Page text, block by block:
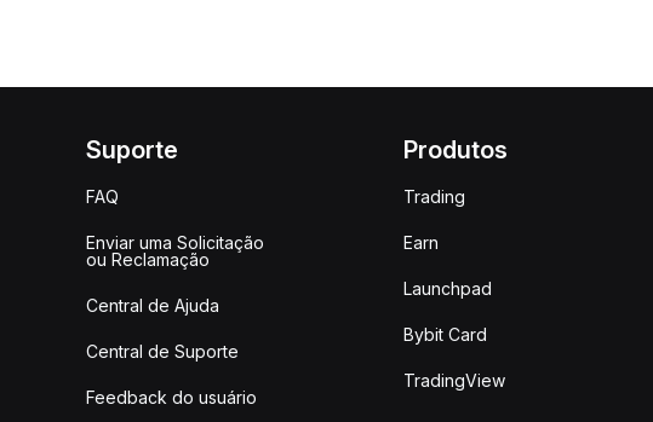
Suporte
FAQ
Enviar uma Solicitação
ou Reclamação
Central de Ajuda
Central de Suporte
Feedback do usuário
Produtos
Trading
Earn
Launchpad
Bybit Card
TradingView